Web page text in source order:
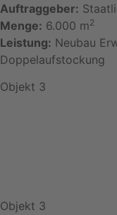
Auftraggeber:
Menge: 6.000 m2
Leistung: Neubau
Doppelaufstockung
Objekt 3
Objekt 3